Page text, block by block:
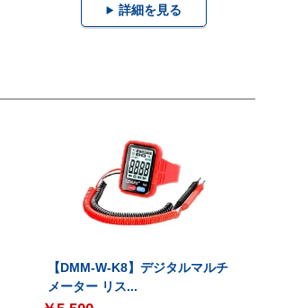
詳細を見る
【DMM-W-K8】デジタルマルチ
メーター リス...